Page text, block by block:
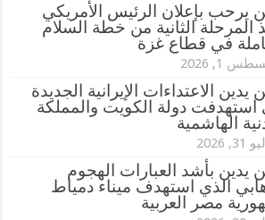
يرحب بإعلان الرئيس الأمريكي
المرحلة الثانية من خطة السلام
في قطاع غزة
1, 2026
يدين الاعتداءات الإيرانية الجديدة
استهدفت دولة الكويت والمملكة
الهاشمية
2026
يدين بأشد العبارات الهجوم
الذي استهدف ميناء دمياط
مصر العربية